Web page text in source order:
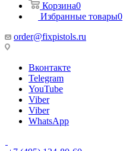
Корзина0
Избранные товары0
order@fixpistols.ru
Вконтакте
Telegram
YouTube
Viber
Viber
WhatsApp